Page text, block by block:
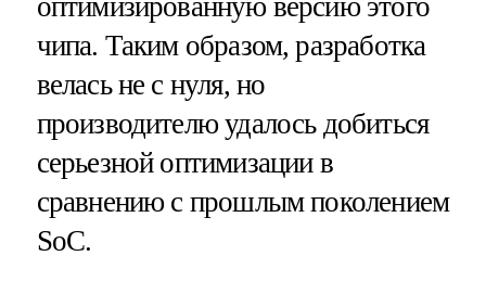
оптимизированную версию этого
чипа. Таким образом, разработка
велась не с нуля, но
производителю удалось добиться
серьезной оптимизации в
сравнению с прошлым поколением
SoC.